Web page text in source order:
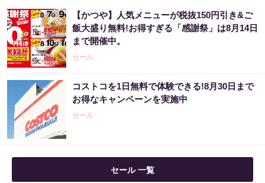
【かつや】人気メニューが税抜150円引き&ご
飯大盛り無料!お得すぎる「感謝祭」は8月14日
まで開催中。
セール
コストコを1日無料で体験できる!8月30日まで
お得なキャンペーンを実施中
セール
セール 一覧